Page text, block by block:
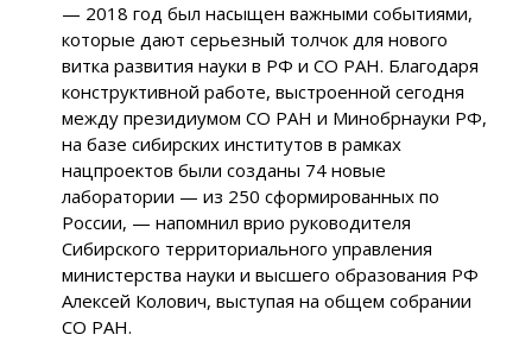
— 2018 год был насыщен важными событиями,
которые дают серьезный толчок для нового
витка развития науки в РФ и СО РАН. Благодаря
конструктивной работе, выстроенной сегодня
между президиумом СО РАН и Минобрнауки РФ,
на базе сибирских институтов в рамках
нацпроектов были созданы 74 новые
лаборатории — из 250 сформированных по
России, — напомнил врио руководителя
Сибирского территориального управления
министерства науки и высшего образования РФ
Алексей Колович, выступая на общем собрании
СО РАН.